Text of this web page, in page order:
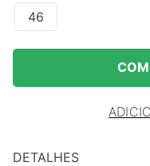
46
DETALHES